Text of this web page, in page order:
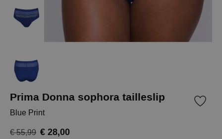
Prima Donna sophora tailleslip
Blue Print
€ 55,99 € 28,00